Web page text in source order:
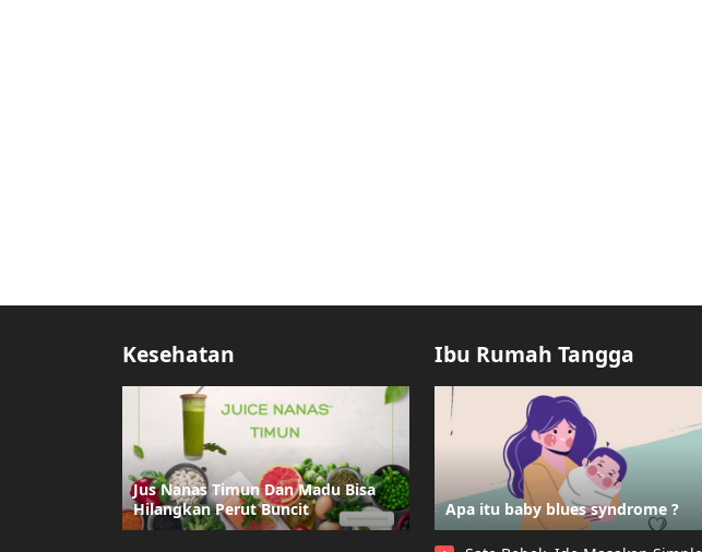
Kesehatan
Jus Nanas Timun Dan Madu Bisa
Hilangkan Perut Buncit
Ibu Rumah Tangga
Apa itu baby blues syndrome ?